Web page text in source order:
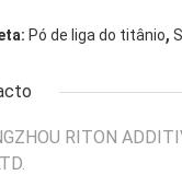
Pó de liga do titânio,
RITON